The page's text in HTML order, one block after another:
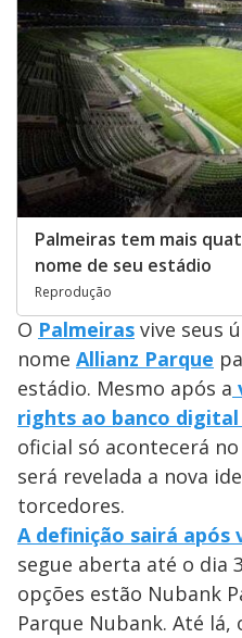
Palmeiras tem mais
nome de seu estádio
Reprodução
O Palmeiras vive seus
nome Allianz Parque
estádio. Mesmo após a
rights ao banco
oficial só acontecerá
será revelada a nova
torcedores.
A definição sairá após
segue aberta até o dia
opções estão Nubank
Parque Nubank. Até